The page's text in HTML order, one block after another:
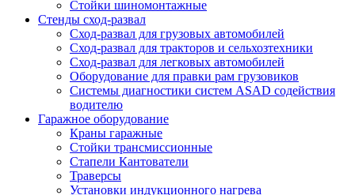
Стойки шиномонтажные
Стенды сход-развал
Сход-развал для грузовых автомобилей
Сход-развал для тракторов и сельхозтехники
Сход-развал для легковых автомобилей
Оборудование для правки рам грузовиков
Системы диагностики систем ASAD содействия
водителю
Гаражное оборудование
Краны гаражные
Стойки трансмиссионные
Стапели Кантователи
Траверсы
Установки индукционного нагрева